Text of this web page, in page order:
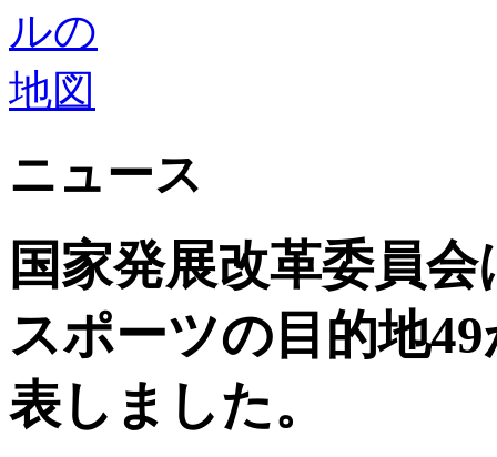
ニュース
国家発展改革委員
スポーツの目的地
表しました。